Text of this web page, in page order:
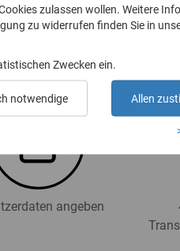
angeben
zulassen wollen. Weitere
zu widerrufen finden Sie in
Zwecken ein.
notwendige Allen